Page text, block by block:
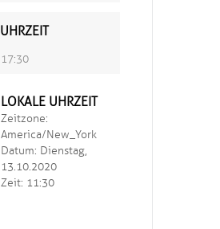
UHRZEIT
17:30
LOKALE UHRZEIT
Zeitzone:
America/New_York
Datum: Dienstag,
13.10.2020
Zeit: 11:30